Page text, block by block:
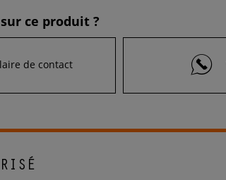
ce produit ?
de contact